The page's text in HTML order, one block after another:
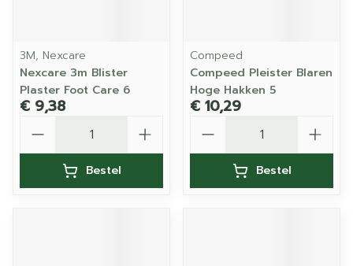
3M, Nexcare
Nexcare 3m Blister
Plaster Foot Care 6
€ 9,38
Bestel
Compeed
Compeed Pleister Blaren
Hoge Hakken 5
€ 10,29
Bestel